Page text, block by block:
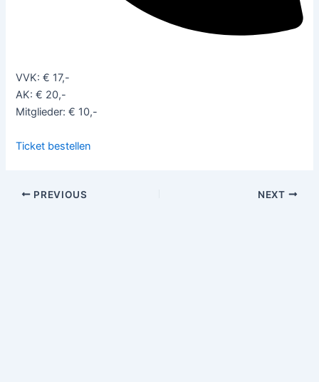
VVK: € 17,-
AK: € 20,-
Mitglieder: € 10,-
Ticket bestellen
PREVIOUS NEXT